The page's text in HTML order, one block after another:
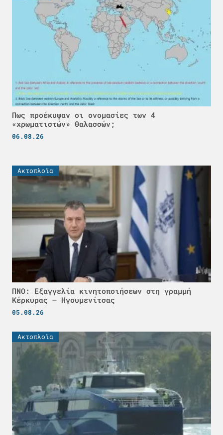
Πως προέκυψαν οι ονομασίες των 4
«χρωματιστών» Θαλασσών;
06.08.26
Ακτοπλοϊα
ΠΝΟ: Εξαγγελία κινητοποιήσεων στη γραμμή
Κέρκυρας – Ηγουμενίτσας
05.08.26
Ακτοπλοϊα